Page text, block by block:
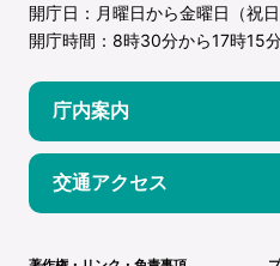
開庁日：月曜日から金曜日（祝
開庁時間：8時30分から17時15
庁内案内
交通アクセス